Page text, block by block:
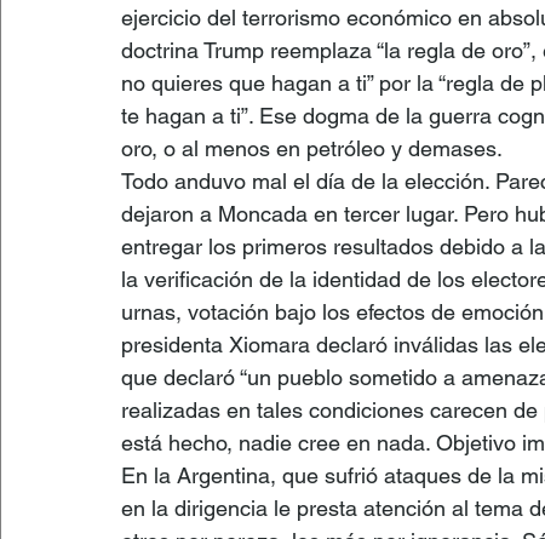
ejercicio del terrorismo económico en
doctrina Trump reemplaza “la regla de
no quieres que hagan a ti” por la “regla de
te hagan a ti”. Ese dogma de la guerra
oro, o al menos en petróleo y demases.
Todo anduvo mal el día de la elección.
dejaron a Moncada en tercer lugar. Pero
entregar los primeros resultados debido a
la verificación de la identidad de los
urnas, votación bajo los efectos de
presidenta Xiomara declaró inválidas las
que declaró “un pueblo sometido a
realizadas en tales condiciones carecen
está hecho, nadie cree en nada. Objetivo
En la Argentina, que sufrió ataques de la
en la dirigencia le presta atención al tema